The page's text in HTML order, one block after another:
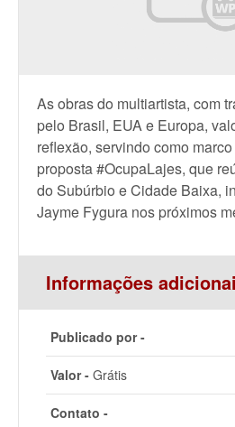
As obras do multiartista, com
pelo Brasil, EUA e Europa,
reflexão, servindo como
proposta #OcupaLajes, que
do Subúrbio e Cidade Baixa,
Jayme Fygura nos próximos
Informações
Publicado por -
Valor - Grátis
Contato -